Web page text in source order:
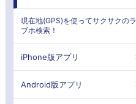
現在地(GPS)を使ってサクサクのラ
ブホ検索！
iPhone版アプリ
Android版アプリ